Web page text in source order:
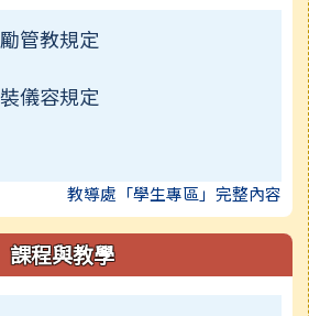
管教規定
儀容規定
教導處「學生專區」完整內容
課程與教學